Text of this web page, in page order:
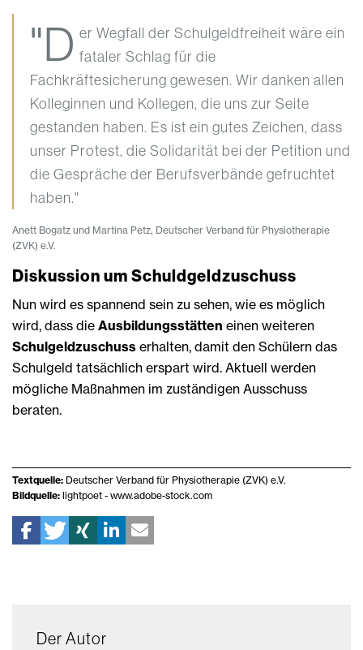
"D er Wegfall der Schulgeldfreiheit wäre ein
fataler Schlag für die
Fachkräftesicherung gewesen. Wir danken allen
Kolleginnen und Kollegen, die uns zur Seite
gestanden haben. Es ist ein gutes Zeichen, dass
unser Protest, die Solidarität bei der Petition und
die Gespräche der Berufsverbände gefruchtet
haben."
Anett Bogatz und Martina Petz, Deutscher Verband für Physiotherapie
(ZVK) e.V.
Diskussion um Schuldgeldzuschuss
Nun wird es spannend sein zu sehen, wie es möglich
wird, dass die Ausbildungsstätten einen weiteren
Schulgeldzuschuss erhalten, damit den Schülern das
Schulgeld tatsächlich erspart wird. Aktuell werden
mögliche Maßnahmen im zuständigen Ausschuss
beraten.
Textquelle: Deutscher Verband für Physiotherapie (ZVK) e.V.
Bildquelle: lightpoet - www.adobe-stock.com
Der Autor